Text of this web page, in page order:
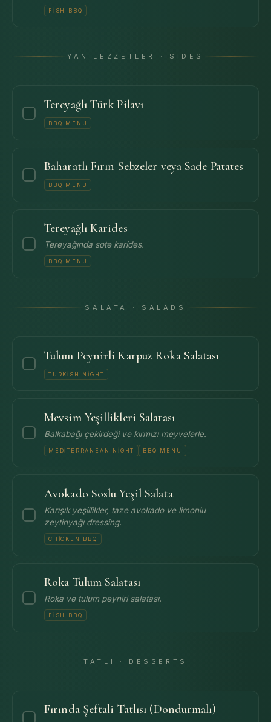
FISH BBQ
YAN LEZZETLER · SIDES
Tereyağlı Türk Pilavı
BBQ MENU
Baharatlı Fırın Sebzeler veya Sade Patates
BBQ MENU
Tereyağlı Karides
Tereyağında sote karides.
BBQ MENU
SALATA · SALADS
Tulum Peynirli Karpuz Roka Salatası
TURKISH NIGHT
Mevsim Yeşillikleri Salatası
Balkabağı çekirdeği ve kırmızı meyvelerle.
MEDITERRANEAN NIGHT BBQ MENU
Avokado Soslu Yeşil Salata
Karışık yeşillikler, taze avokado ve limonlu
zeytinyağı dressing.
CHICKEN BBQ
Roka Tulum Salatası
Roka ve tulum peyniri salatası.
FISH BBQ
TATLI · DESSERTS
Fırında Şeftali Tatlısı (Dondurmalı)